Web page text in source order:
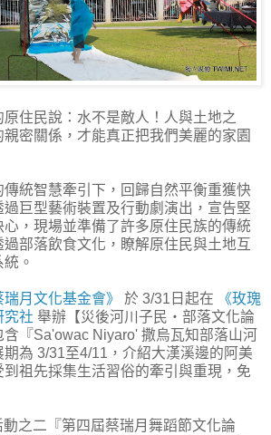
住民說：水不是敵人！人與土地之
密關係，才能真正把我們美麗的家園
統智慧牽引下，回歸自然平衡重獲快
巨型藝術裝置及行動劇演出，宣告堅
，現場並準備了許多原住民族的傳統
部落飲食文化，瞭解原住民與土地互
。
月文化基金會》 於 3/31日起在
《玫瑰
究社 舉辦【災後河川子民‧部落文化論
『Sa'owac Niyaro' 撒烏瓦知部落山河
為 3/31至4/11，介紹大漢溪邊的阿美
祖先採集生活習俗的牽引與重現，免
之二『第四屆蔡瑞月舞蹈節文化論